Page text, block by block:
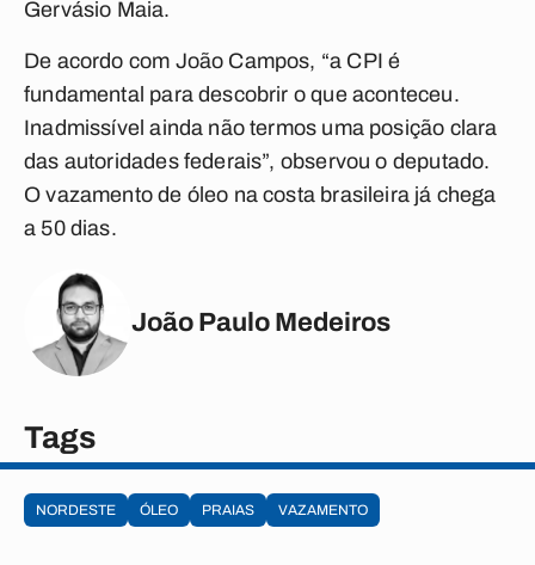
Gervásio Maia.
De acordo com João Campos, “a CPI é
fundamental para descobrir o que aconteceu.
Inadmissível ainda não termos uma posição clara
das autoridades federais”, observou o deputado.
O vazamento de óleo na costa brasileira já chega
a 50 dias.
João Paulo Medeiros
Tags
NORDESTE ÓLEO PRAIAS VAZAMENTO